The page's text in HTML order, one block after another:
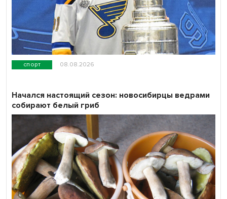
спорт 08.08.2026
Начался настоящий сезон: новосибирцы ведрами
собирают белый гриб